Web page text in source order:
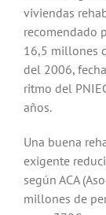
viviendas
recomendado
16,5 millones
del 2006,
ritmo del
años.
Una buena
exigente
según ACA
millones de